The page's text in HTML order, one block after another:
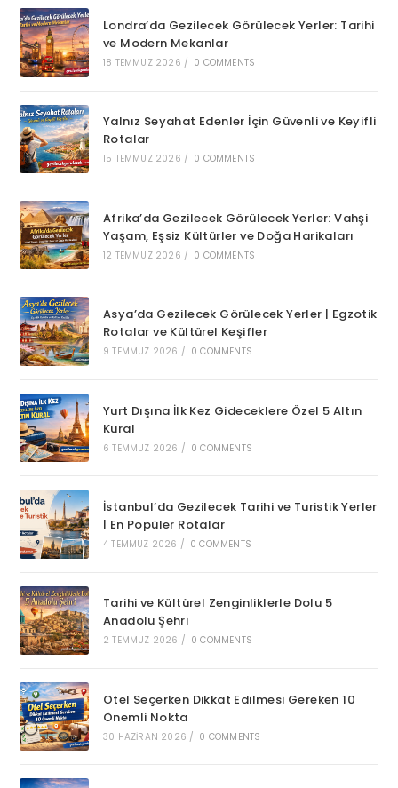
Londra’da Gezilecek Görülecek Yerler: Tarihi
ve Modern Mekanlar
18 TEMMUZ 2026 / 0 COMMENTS
Yalnız Seyahat Edenler İçin Güvenli ve Keyifli
Rotalar
15 TEMMUZ 2026 / 0 COMMENTS
Afrika’da Gezilecek Görülecek Yerler: Vahşi
Yaşam, Eşsiz Kültürler ve Doğa Harikaları
12 TEMMUZ 2026 / 0 COMMENTS
Asya’da Gezilecek Görülecek Yerler | Egzotik
Rotalar ve Kültürel Keşifler
9 TEMMUZ 2026 / 0 COMMENTS
Yurt Dışına İlk Kez Gideceklere Özel 5 Altın
Kural
6 TEMMUZ 2026 / 0 COMMENTS
İstanbul’da Gezilecek Tarihi ve Turistik Yerler
| En Popüler Rotalar
4 TEMMUZ 2026 / 0 COMMENTS
Tarihi ve Kültürel Zenginliklerle Dolu 5
Anadolu Şehri
2 TEMMUZ 2026 / 0 COMMENTS
Otel Seçerken Dikkat Edilmesi Gereken 10
Önemli Nokta
30 HAZIRAN 2026 / 0 COMMENTS